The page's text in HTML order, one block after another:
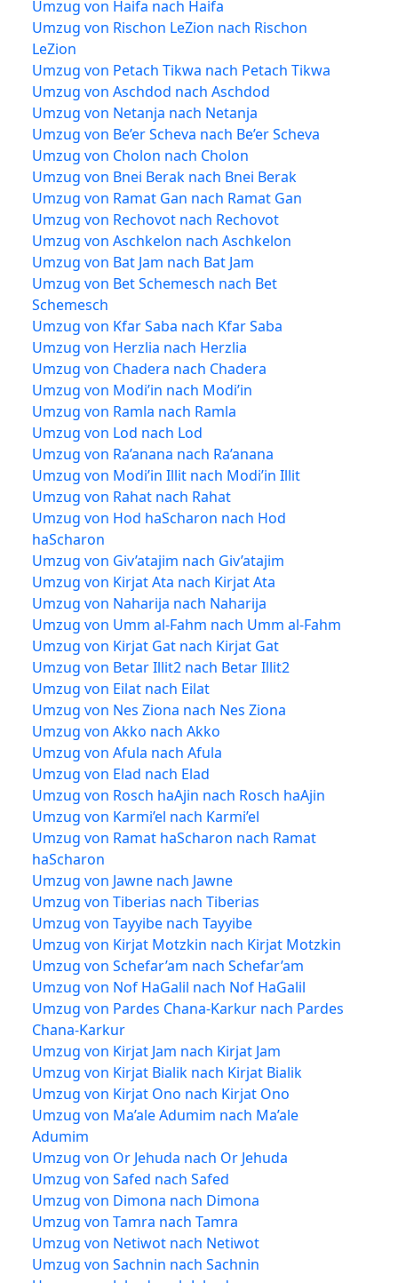
Umzug von Haifa nach Haifa
Umzug von Rischon LeZion nach Rischon
LeZion
Umzug von Petach Tikwa nach Petach Tikwa
Umzug von Aschdod nach Aschdod
Umzug von Netanja nach Netanja
Umzug von Be’er Scheva nach Be’er Scheva
Umzug von Cholon nach Cholon
Umzug von Bnei Berak nach Bnei Berak
Umzug von Ramat Gan nach Ramat Gan
Umzug von Rechovot nach Rechovot
Umzug von Aschkelon nach Aschkelon
Umzug von Bat Jam nach Bat Jam
Umzug von Bet Schemesch nach Bet
Schemesch
Umzug von Kfar Saba nach Kfar Saba
Umzug von Herzlia nach Herzlia
Umzug von Chadera nach Chadera
Umzug von Modi’in nach Modi’in
Umzug von Ramla nach Ramla
Umzug von Lod nach Lod
Umzug von Ra’anana nach Ra’anana
Umzug von Modi’in Illit nach Modi’in Illit
Umzug von Rahat nach Rahat
Umzug von Hod haScharon nach Hod
haScharon
Umzug von Giv’atajim nach Giv’atajim
Umzug von Kirjat Ata nach Kirjat Ata
Umzug von Naharija nach Naharija
Umzug von Umm al-Fahm nach Umm al-Fahm
Umzug von Kirjat Gat nach Kirjat Gat
Umzug von Betar Illit2 nach Betar Illit2
Umzug von Eilat nach Eilat
Umzug von Nes Ziona nach Nes Ziona
Umzug von Akko nach Akko
Umzug von Afula nach Afula
Umzug von Elad nach Elad
Umzug von Rosch haAjin nach Rosch haAjin
Umzug von Karmi’el nach Karmi’el
Umzug von Ramat haScharon nach Ramat
haScharon
Umzug von Jawne nach Jawne
Umzug von Tiberias nach Tiberias
Umzug von Tayyibe nach Tayyibe
Umzug von Kirjat Motzkin nach Kirjat Motzkin
Umzug von Schefar’am nach Schefar’am
Umzug von Nof HaGalil nach Nof HaGalil
Umzug von Pardes Chana-Karkur nach Pardes
Chana-Karkur
Umzug von Kirjat Jam nach Kirjat Jam
Umzug von Kirjat Bialik nach Kirjat Bialik
Umzug von Kirjat Ono nach Kirjat Ono
Umzug von Ma’ale Adumim nach Ma’ale
Adumim
Umzug von Or Jehuda nach Or Jehuda
Umzug von Safed nach Safed
Umzug von Dimona nach Dimona
Umzug von Tamra nach Tamra
Umzug von Netiwot nach Netiwot
Umzug von Sachnin nach Sachnin